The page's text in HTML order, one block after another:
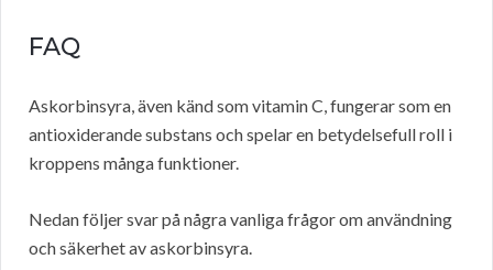
FAQ
Askorbinsyra, även känd som vitamin C, fungerar som en
antioxiderande substans och spelar en betydelsefull roll i
kroppens många funktioner.
Nedan följer svar på några vanliga frågor om användning
och säkerhet av askorbinsyra.